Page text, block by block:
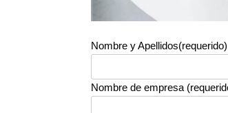
Nombre y Apellidos(requerido)
Nombre de empresa